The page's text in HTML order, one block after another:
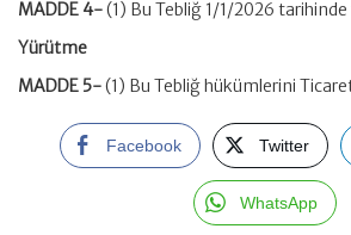
MADDE 4-(1) Bu Tebliğ 1/1/2026
Yürütme
MADDE 5-(1) Bu Tebliğ hükümlerini
Facebook Twitter
WhatsApp